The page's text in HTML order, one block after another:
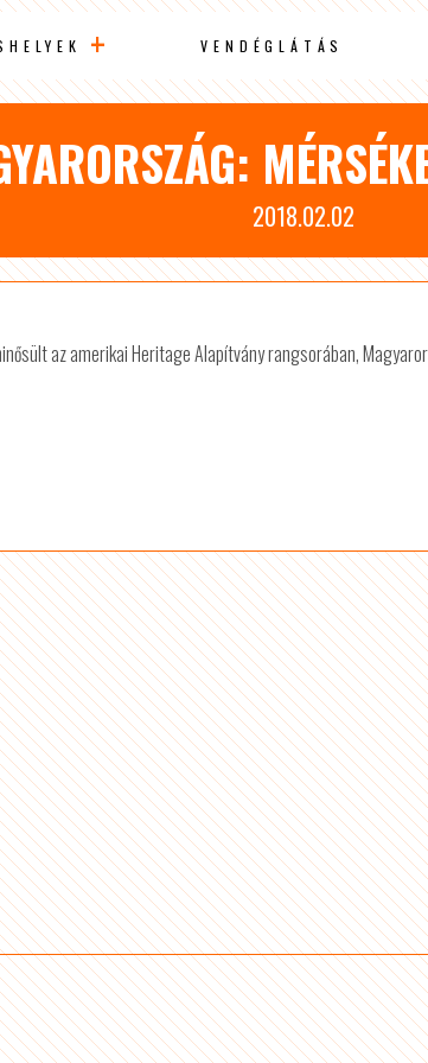
VENDÉGLÁTÁS
2018.02.02
az amerikai Heritage Alapítvány rangsorában,